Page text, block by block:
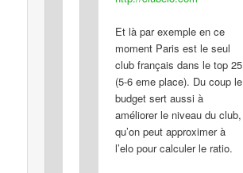
Et là par exemple en ce
moment Paris est le seul
club français dans le top 25
(5-6 eme place). Du coup le
budget sert aussi à
améliorer le niveau du club,
qu’on peut approximer à
l’elo pour calculer le ratio.